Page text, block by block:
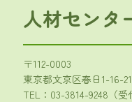
人材センタ
〒112-0003
東京都文京区春日1-16-
TEL： 03-3814-9248 （